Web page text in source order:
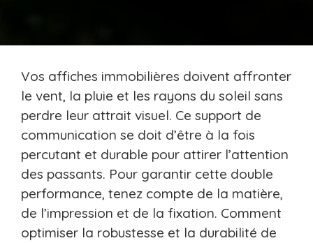
Vos affiches immobilières doivent affronter
le vent, la pluie et les rayons du soleil sans
perdre leur attrait visuel. Ce support de
communication se doit d’être à la fois
percutant et durable pour attirer l’attention
des passants. Pour garantir cette double
performance, tenez compte de la matière,
de l’impression et de la fixation. Comment
optimiser la robustesse et la durabilité de